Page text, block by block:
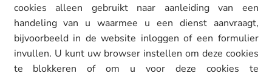
cookies alleen gebruikt naar aanleiding van een
handeling van u waarmee u een dienst aanvraagt,
bijvoorbeeld in de website inloggen of een formulier
invullen. U kunt uw browser instellen om deze cookies
te blokkeren of om u voor deze cookies te